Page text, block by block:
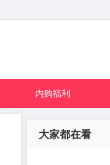
内购福利
大家都在看